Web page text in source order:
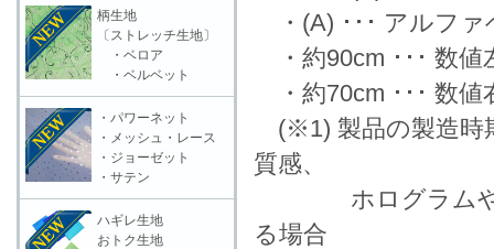
・(A) ･･･ アルフ
・約90cm ･･･ 数値
・約70cm ･･･ 数値
(※1) 製品の製造時
質感、
ホログラムやラ
る場合
柄生地
〔ストレッチ生地〕
・ベロア
・ベルベット
・パワーネット
・メッシュ・レース
・ジョーゼット
・サテン
ハギレ生地
おトク生地